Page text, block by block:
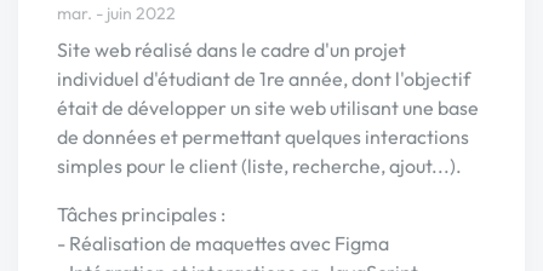
mar. - juin 2022
Site web réalisé dans le cadre d'un projet
individuel d'étudiant de 1re année, dont l'objectif
était de développer un site web utilisant une base
de données et permettant quelques interactions
simples pour le client (liste, recherche, ajout...).
Tâches principales :
- Réalisation de maquettes avec Figma